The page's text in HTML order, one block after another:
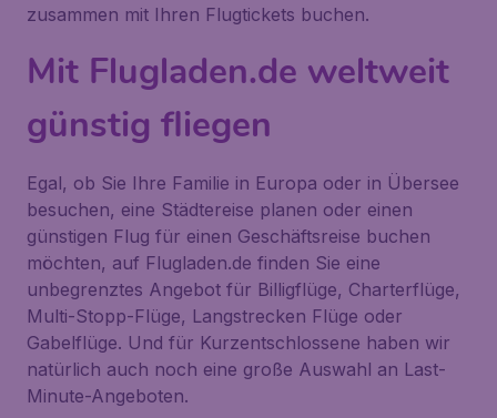
zusammen mit Ihren Flugtickets buchen.
Mit Flugladen.de weltweit
günstig fliegen
Egal, ob Sie Ihre Familie in Europa oder in Übersee
besuchen, eine Städtereise planen oder einen
günstigen Flug für einen Geschäftsreise buchen
möchten, auf Flugladen.de finden Sie eine
unbegrenztes Angebot für Billigflüge, Charterflüge,
Multi-Stopp-Flüge, Langstrecken Flüge oder
Gabelflüge. Und für Kurzentschlossene haben wir
natürlich auch noch eine große Auswahl an Last-
Minute-Angeboten.